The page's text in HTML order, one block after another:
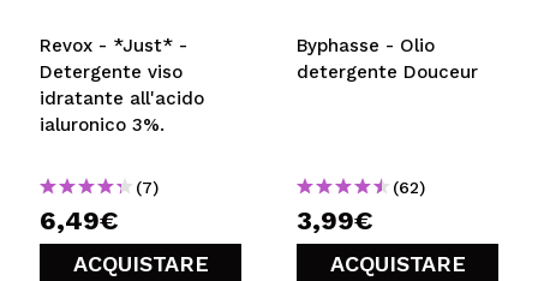
Revox - *Just* -
Detergente viso
idratante all'acido
ialuronico 3%.
(7)
6,49€
ACQUISTARE
Byphasse - Olio
detergente Douceur
(62)
3,99€
ACQUISTARE